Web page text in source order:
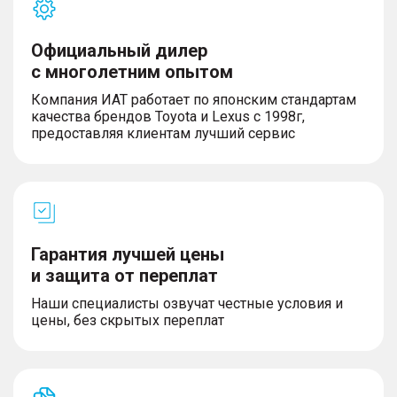
Салон и интерьер
– Тканевая обивка салона
– Темный салон
– Кожаный руль
– Люк
– Панорамная крыша
Экстерьер
– Литые легкосплавные диски
– Размер дисков 18″
– Рейлинги на крыше
Официальный дилер
с многолетним опытом
Компания ИАТ работает по японским стандартам
качества брендов Toyota и Lexus с 1998г,
предоставляя клиентам лучший сервис
Гарантия лучшей цены
и защита от переплат
Наши специалисты озвучат честные условия и
цены, без скрытых переплат